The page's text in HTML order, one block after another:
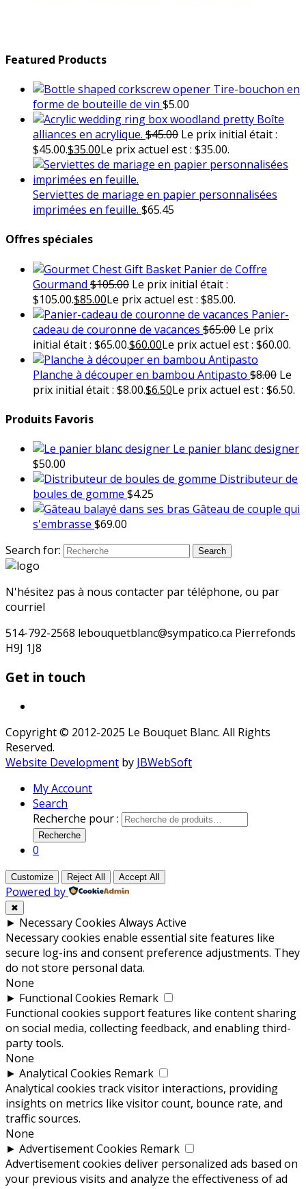
Featured Products
Tire-bouchon en
forme de bouteille de vin $5.00
Boîte
alliances en acrylique. $45.00 Le prix initial était :
$45.00.$35.00Le prix actuel est : $35.00.
Serviettes de mariage en papier personnalisées
imprimées en feuille. $65.45
Offres spéciales
Panier de Coffre
Gourmand $105.00 Le prix initial était :
$105.00.$85.00Le prix actuel est : $85.00.
Panier-
cadeau de couronne de vacances $65.00 Le prix
initial était : $65.00.$60.00Le prix actuel est : $60.00.
Planche à découper en bambou Antipasto $8.00 Le
prix initial était : $8.00.$6.50Le prix actuel est : $6.50.
Produits Favoris
Le panier blanc designer
$50.00
Distributeur de
boules de gomme $4.25
Gâteau de couple qui
s'embrasse $69.00
Search for:
Search
N'hésitez pas à nous contacter par téléphone, ou par
courriel
514-792-2568 lebouquetblanc@sympatico.ca Pierrefonds
H9J 1J8
Get in touch
Copyright © 2012-2025 Le Bouquet Blanc. All Rights
Reserved.
Website Development by JBWebSoft
My Account
Search
Recherche pour :
Recherche
0
Customize Reject All Accept All
Powered by
✖
► Necessary Cookies Always Active
Necessary cookies enable essential site features like
secure log-ins and consent preference adjustments. They
do not store personal data.
None
► Functional Cookies Remark
Functional cookies support features like content sharing
on social media, collecting feedback, and enabling third-
party tools.
None
► Analytical Cookies Remark
Analytical cookies track visitor interactions, providing
insights on metrics like visitor count, bounce rate, and
traffic sources.
None
► Advertisement Cookies Remark
Advertisement cookies deliver personalized ads based on
your previous visits and analyze the effectiveness of ad